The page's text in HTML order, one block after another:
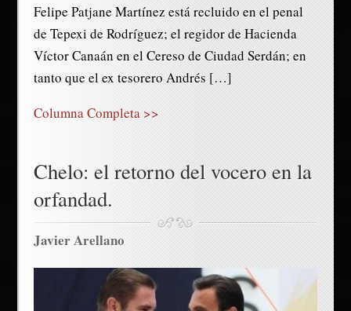
Felipe Patjane Martínez está recluido en el penal
de Tepexi de Rodríguez; el regidor de Hacienda
Víctor Canaán en el Cereso de Ciudad Serdán; en
tanto que el ex tesorero Andrés […]
Columna Completa >>
Chelo: el retorno del vocero en la
orfandad.
Javier Arellano